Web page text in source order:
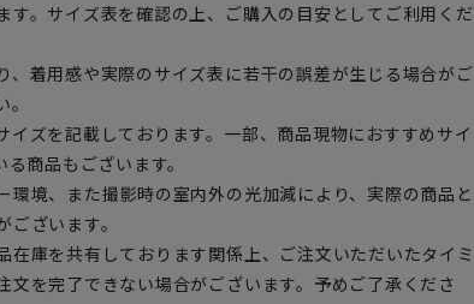
。サイズ表を確認の上、ご購入の目安としてご利用くだ
着用感や実際のサイズ表に若干の誤差が生じる場合がご
ズを記載しております。一部、商品現物におすすめサイ
商品もございます。
境、また撮影時の室内外の光加減により、実際の商品と
ざいます。
庫を共有しております関係上、ご注文いただいたタイミ
文を完了できない場合がございます。予めご了承くださ